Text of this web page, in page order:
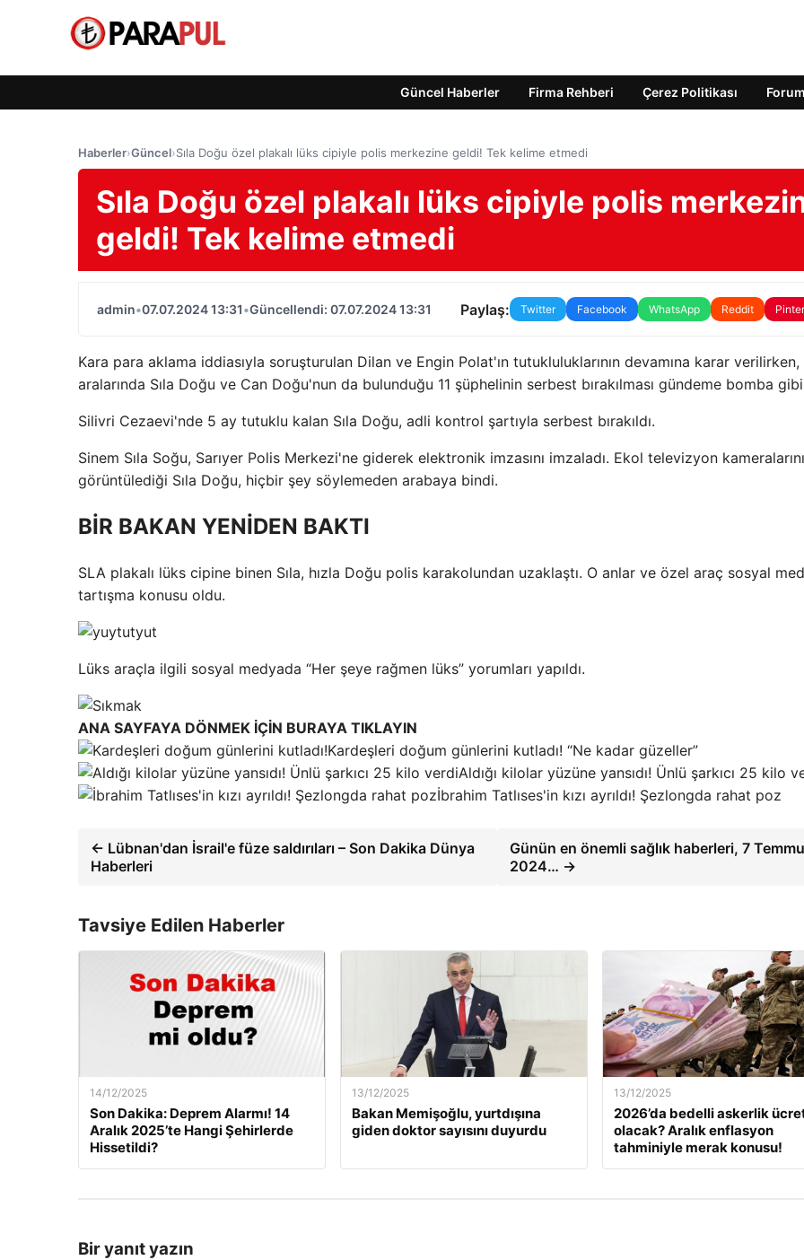
Güncel Haberler Firma Rehberi Çerez Politikası Forum
Haberler›Güncel›Sıla Doğu özel plakalı lüks cipiyle polis merkezine geldi! Tek kelime etmedi
Sıla Doğu özel plakalı lüks cipiyle polis
geldi! Tek kelime etmedi
admin•07.07.2024 13:31•Güncellendi: 07.07.2024 13:31 Paylaş: Twitter Facebook WhatsApp Reddit
Kara para aklama iddiasıyla soruşturulan Dilan ve Engin Polat'ın tutukluluklarının devamına karar verilirken,
aralarında Sıla Doğu ve Can Doğu'nun da bulunduğu 11 şüphelinin serbest bırakılması gündeme bomba
Silivri Cezaevi'nde 5 ay tutuklu kalan Sıla Doğu, adli kontrol şartıyla serbest bırakıldı.
Sinem Sıla Soğu, Sarıyer Polis Merkezi'ne giderek elektronik imzasını imzaladı. Ekol televizyon
görüntülediği Sıla Doğu, hiçbir şey söylemeden arabaya bindi.
BİR BAKAN YENİDEN BAKTI
SLA plakalı lüks cipine binen Sıla, hızla Doğu polis karakolundan uzaklaştı. O anlar ve özel araç sosyal
tartışma konusu oldu.
Lüks araçla ilgili sosyal medyada “Her şeye rağmen lüks” yorumları yapıldı.
ANA SAYFAYA DÖNMEK İÇİN BURAYA TIKLAYIN
Kardeşleri doğum günlerini kutladı! “Ne kadar güzeller”
Aldığı kilolar yüzüne yansıdı! Ünlü şarkıcı 25 kilo
İbrahim Tatlıses'in kızı ayrıldı! Şezlongda rahat poz
← Lübnan'dan İsrail'e füze saldırıları – Son Dakika Dünya
Haberleri
Günün en önemli sağlık haberleri, 7
2024… →
Tavsiye Edilen Haberler
14/12/2025
Son Dakika: Deprem Alarmı! 14
Aralık 2025’te Hangi Şehirlerde
Hissetildi?
13/12/2025
Bakan Memişoğlu, yurtdışına
giden doktor sayısını duyurdu
13/12/2025
2026’da bedelli askerlik
olacak? Aralık enflasyon
tahminiyle merak konusu!
Bir yanıt yazın